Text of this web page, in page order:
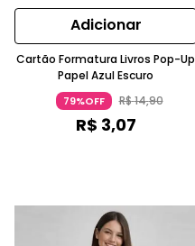
Adicionar
Cartão Formatura Livros Pop-Up
Papel Azul Escuro
79%OFF R$14,90
R$ 3,07